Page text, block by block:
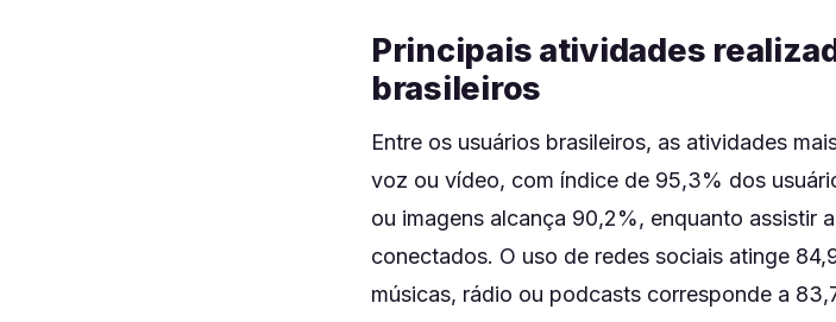
Principais atividades
brasileiros
Entre os usuários brasileiros, as atividades
voz ou vídeo, com índice de 95,3% dos
ou imagens alcança 90,2%, enquanto assistir
conectados. O uso de redes sociais atinge
músicas, rádio ou podcasts corresponde a